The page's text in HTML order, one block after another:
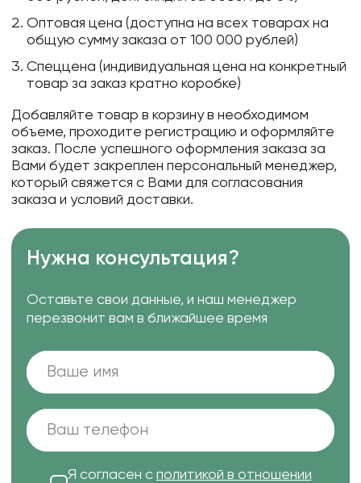
Оптовая цена (доступна на всех товарах на
общую сумму заказа от 100 000 рублей)
Спеццена (индивидуальная цена на конкретный
товар за заказ кратно коробке)
Добавляйте товар в корзину в необходимом
объеме, проходите регистрацию и оформляйте
заказ. После успешного оформления заказа за
Вами будет закреплен персональный менеджер,
который свяжется с Вами для согласования
заказа и условий доставки.
Нужна консультация?
Оставьте свои данные, и наш менеджер
перезвонит вам в ближайшее время
Я согласен с политикой в отношении